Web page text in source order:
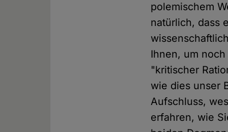
polemischem
natürlich, dass
Ihnen, um
"kritischer
wie dies unser
Aufschluss,
erfahren, wie